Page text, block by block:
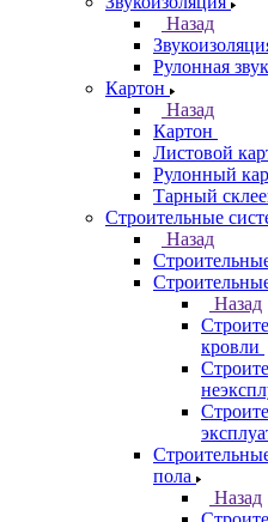
Назад
Рулонная
Картон
Назад
Картон
Листовой
Рулонный
Тарный
Строительные
Назад
Назад
кровли
пола
Назад